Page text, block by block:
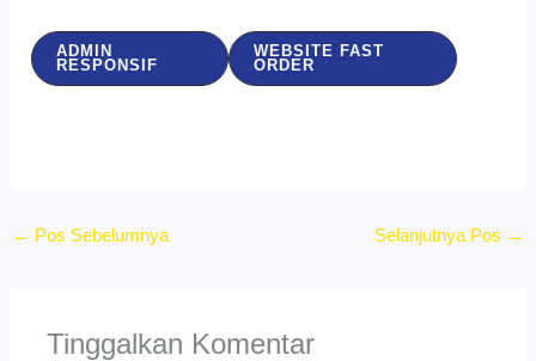
ADMIN
RESPONSIF
WEBSITE FAST
ORDER
← Pos Sebelumnya Selanjutnya Pos →
Tinggalkan Komentar